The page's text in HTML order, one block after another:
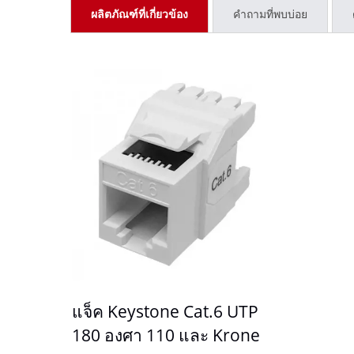
ผลิตภัณฑ์ที่เกี่ยวข้อง คำถามที่พบบ่อย
แจ็ค Keystone Cat.6 UTP
180 องศา 110 และ Krone